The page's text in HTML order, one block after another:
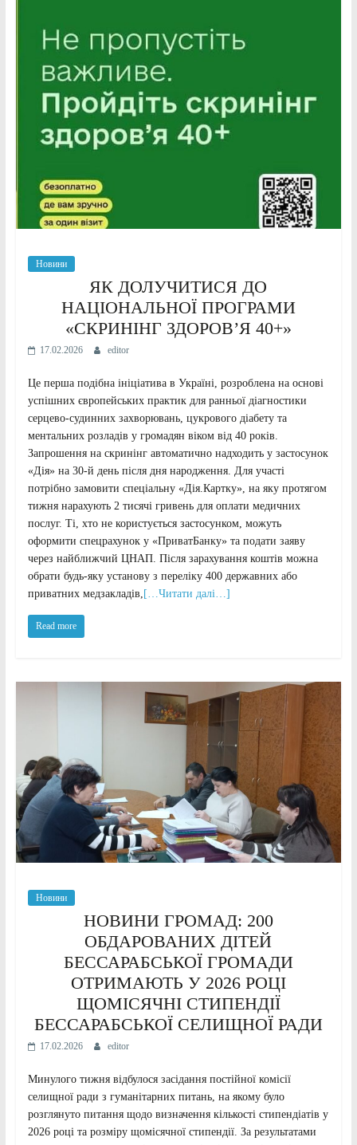
Новини
ЯК ДОЛУЧИТИСЯ ДО
НАЦІОНАЛЬНОЇ ПРОГРАМИ
«СКРИНІНГ ЗДОРОВ’Я 40+»
17.02.2026 editor
Це перша подібна ініціатива в Україні, розроблена на основі
успішних європейських практик для ранньої діагностики
серцево-судинних захворювань, цукрового діабету та
ментальних розладів у громадян віком від 40 років.
Запрошення на скринінг автоматично надходить у застосунок
«Дія» на 30-й день після дня народження. Для участі
потрібно замовити спеціальну «Дія.Картку», на яку протягом
тижня нарахують 2 тисячі гривень для оплати медичних
послуг. Ті, хто не користується застосунком, можуть
оформити спецрахунок у «ПриватБанку» та подати заяву
через найближчий ЦНАП. Після зарахування коштів можна
обрати будь-яку установу з переліку 400 державних або
приватних медзакладів, […Читати далі…]
Read more
Новини
НОВИНИ ГРОМАД: 200
ОБДАРОВАНИХ ДІТЕЙ
БЕССАРАБСЬКОЇ ГРОМАДИ
ОТРИМАЮТЬ У 2026 РОЦІ
ЩОМІСЯЧНІ СТИПЕНДІЇ
БЕССАРАБСЬКОЇ СЕЛИЩНОЇ РАДИ
17.02.2026 editor
Минулого тижня відбулося засідання постійної комісії
селищної ради з гуманітарних питань, на якому було
розглянуто питання щодо визначення кількості стипендіатів у
2026 році та розміру щомісячної стипендії. За результатами